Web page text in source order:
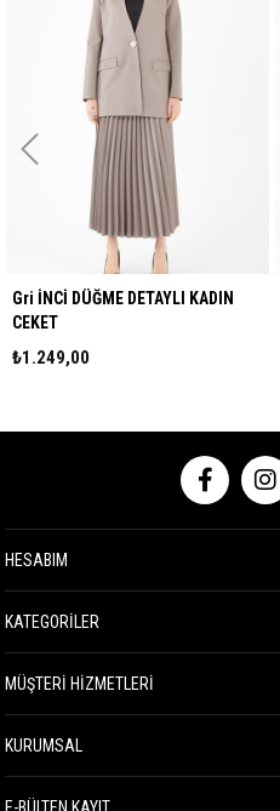
Gri İNCİ DÜĞME DETAYLI KADIN
CEKET
₺1.249,00
HESABIM
KATEGORİLER
MÜŞTERİ HİZMETLERİ
KURUMSAL